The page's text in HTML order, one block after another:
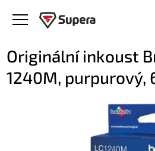
Originální inkoust
1240M, purpurový,